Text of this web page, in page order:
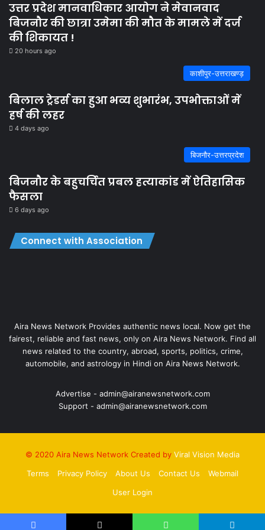
उत्तर प्रदेश मानवाधिकार आयोग ने मेवानवाद
बिजनौर की छात्रा उमेमा की मौत के मामले में दर्ज
की शिकायत !
20 hours ago
काशीपुर-उत्तराखण्ड़
बिलाल ट्रेडर्स का हुआ भव्य शुभारंभ, उपभोक्ताओं में
हर्ष की लहर
4 days ago
बिजनौर-उत्तरप्रदेश
बिजनौर के बहुचर्चित प्रबल हत्याकांड में ऐतिहासिक
फैसला
6 days ago
Connect with Association
Aira News Network Provides authentic news local. Now get the
fairest, reliable and fast news, only on Aira News Network. Find all
news related to the country, abroad, sports, politics, crime,
automobile, and astrology in Hindi on Aira News Network.
Advertise - admin@airanewsnetwork.com
Support - admin@airanewsnetwork.com
© 2020 Aira News Network Created by Viral Vision Media
Terms
Privacy Policy About Us Contact Us
Webmail
User Login